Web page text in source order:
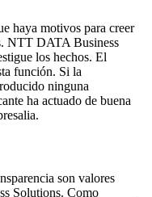
haya motivos para creer
NTT DATA Business
los hechos. El
función. Si la
ninguna
ha actuado de buena
son valores
Solutions. Como